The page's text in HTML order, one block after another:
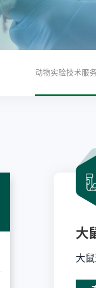
动物实验技术服
大
大